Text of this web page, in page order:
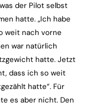
der Pilot selbst
hatte. „Ich habe
weit nach vorne
war natürlich
hatte. Jetzt
dass ich so weit
hatte“. Für
es aber nicht. Den